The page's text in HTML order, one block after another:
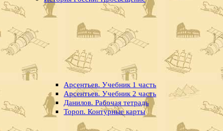
Арсентьев. Учебник 1 часть
Арсентьев. Учебник 2 часть
Данилов. Рабочая тетрадь
Тороп. Контурные карты